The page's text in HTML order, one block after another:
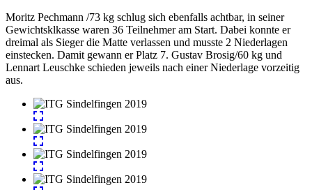
Moritz Pechmann /73 kg schlug sich ebenfalls achtbar, in seiner
Gewichtsklkasse waren 36 Teilnehmer am Start. Dabei konnte er
dreimal als Sieger die Matte verlassen und musste 2 Niederlagen
einstecken. Damit gewann er Platz 7. Gustav Brosig/60 kg und
Lennart Leuschke schieden jeweils nach einer Niederlage vorzeitig
aus.